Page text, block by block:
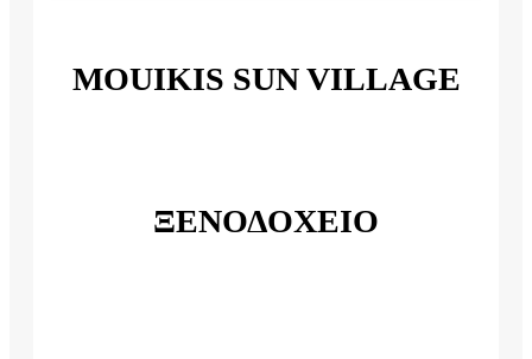
MOUIKIS SUN VILLAGE
ΞΕΝΟΔΟΧΕΙΟ